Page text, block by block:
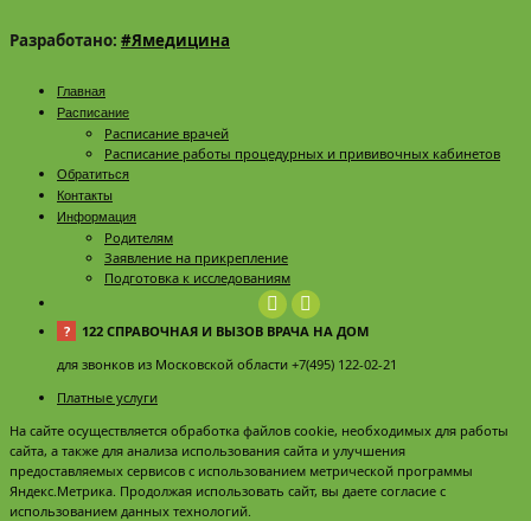
Разработано: #Ямедицина
Главная
Расписание
Расписание врачей
Расписание работы процедурных и прививочных кабинетов
Обратиться
Контакты
Информация
Родителям
Заявление на прикрепление
Подготовка к исследованиям
?
122 СПРАВОЧНАЯ И ВЫЗОВ ВРАЧА НА ДОМ
для звонков из Московской области +7(495) 122-02-21
Платные услуги
На сайте осуществляется обработка файлов cookie, необходимых для работы
сайта, а также для анализа использования сайта и улучшения
предоставляемых сервисов с использованием метрической программы
Яндекс.Метрика. Продолжая использовать сайт, вы даете согласие с
использованием данных технологий.